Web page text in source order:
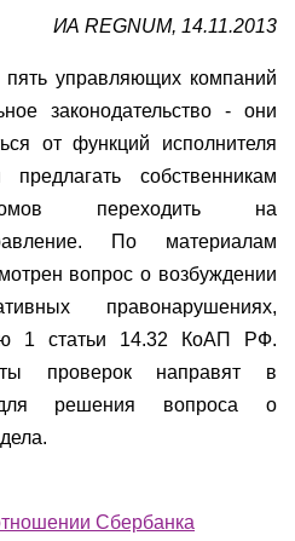
ИА REGNUM, 14.11.2013
управляющих компаний
законодательство - они
от функций исполнителя
собственникам
переходить на
По материалам
вопрос о возбуждении
правонарушениях,
1 статьи 14.32 КоАП РФ.
проверок направят в
решения вопроса о
Сбербанка